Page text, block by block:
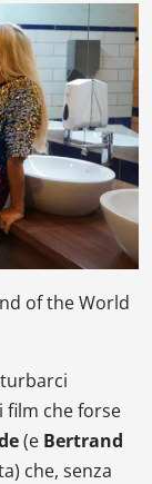
of the World
che forse
(e Bertrand
che, senza